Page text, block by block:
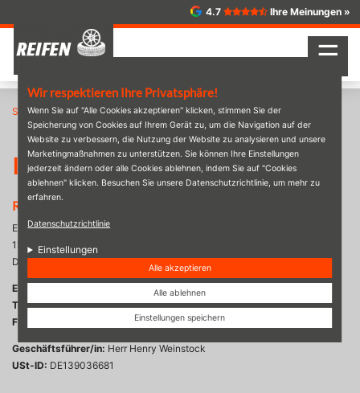
Wir respektieren Ihre Privatsphäre!
Wenn Sie auf "Alle Cookies akzeptieren" klicken, stimmen Sie der
Speicherung von Cookies auf Ihrem Gerät zu, um die Navigation auf der
Website zu verbessern, die Nutzung der Website zu analysieren und unsere
Marketingmaßnahmen zu unterstützen. Sie können Ihre Einstellungen
jederzeit ändern oder alle Cookies ablehnen, indem Sie auf "Cookies
ablehnen" klicken. Besuchen Sie unsere Datenschutzrichtlinie, um mehr zu
erfahren.
Datenschutzrichtlinie
Einstellungen
Alle akzeptieren
Alle ablehnen
Einstellungen speichern
zum
Inhalt
☰
4.7 Ihre Meinungen »
Startseite Impressum
Impressum
Reifenhandel & Vulkanisierwerkstatt
Eisenwerk 7
15234 Frankfurt (Oder)
Deutschland
E-Mail:
reifen-weinstock@gmx.de
Telefon:+4933563705
Fax:
Geschäftsführer/in: Herr Henry Weinstock
USt-ID: DE139036681